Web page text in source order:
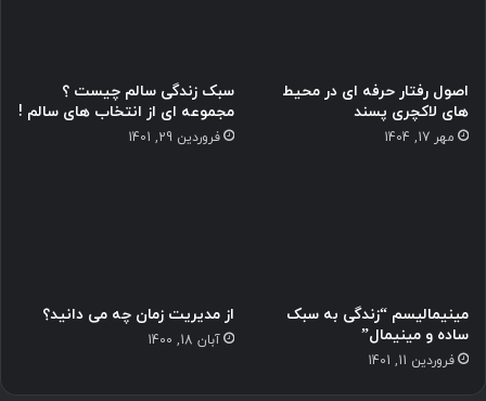
اصول رفتار حرفه ای در محیط
های لاکچری پسند
مهر 17, 1404
سبک زندگی سالم چیست ؟
مجموعه ای از انتخاب های سالم !
فروردین 29, 1401
مینیمالیسم “زندگی به سبک
ساده و مینیمال”
فروردین 11, 1401
از مدیریت زمان چه می دانید؟
آبان 18, 1400